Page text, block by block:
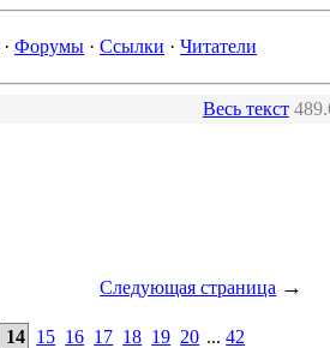
· Форумы · Ссылки · Читатели
Весь текст
Следующая страница →
14 15 16 17 18 19 20 ...42